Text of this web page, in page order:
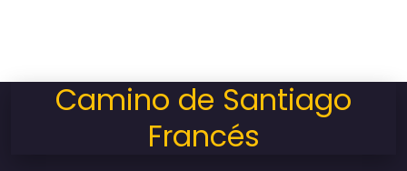
Camino de Santiago
Francés